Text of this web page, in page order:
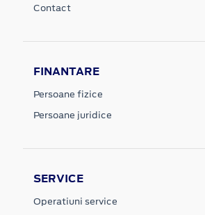
Contact
FINANTARE
Persoane fizice
Persoane juridice
SERVICE
Operatiuni service